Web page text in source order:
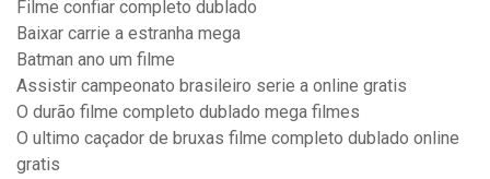
Filme confiar completo dublado
Baixar carrie a estranha mega
Batman ano um filme
Assistir campeonato brasileiro serie a online gratis
O durão filme completo dublado mega filmes
O ultimo caçador de bruxas filme completo dublado online
gratis